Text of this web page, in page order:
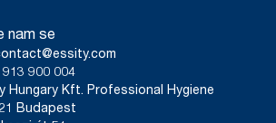
nam se
900 004
Hungary Kft. Professional Hygiene
Budapest